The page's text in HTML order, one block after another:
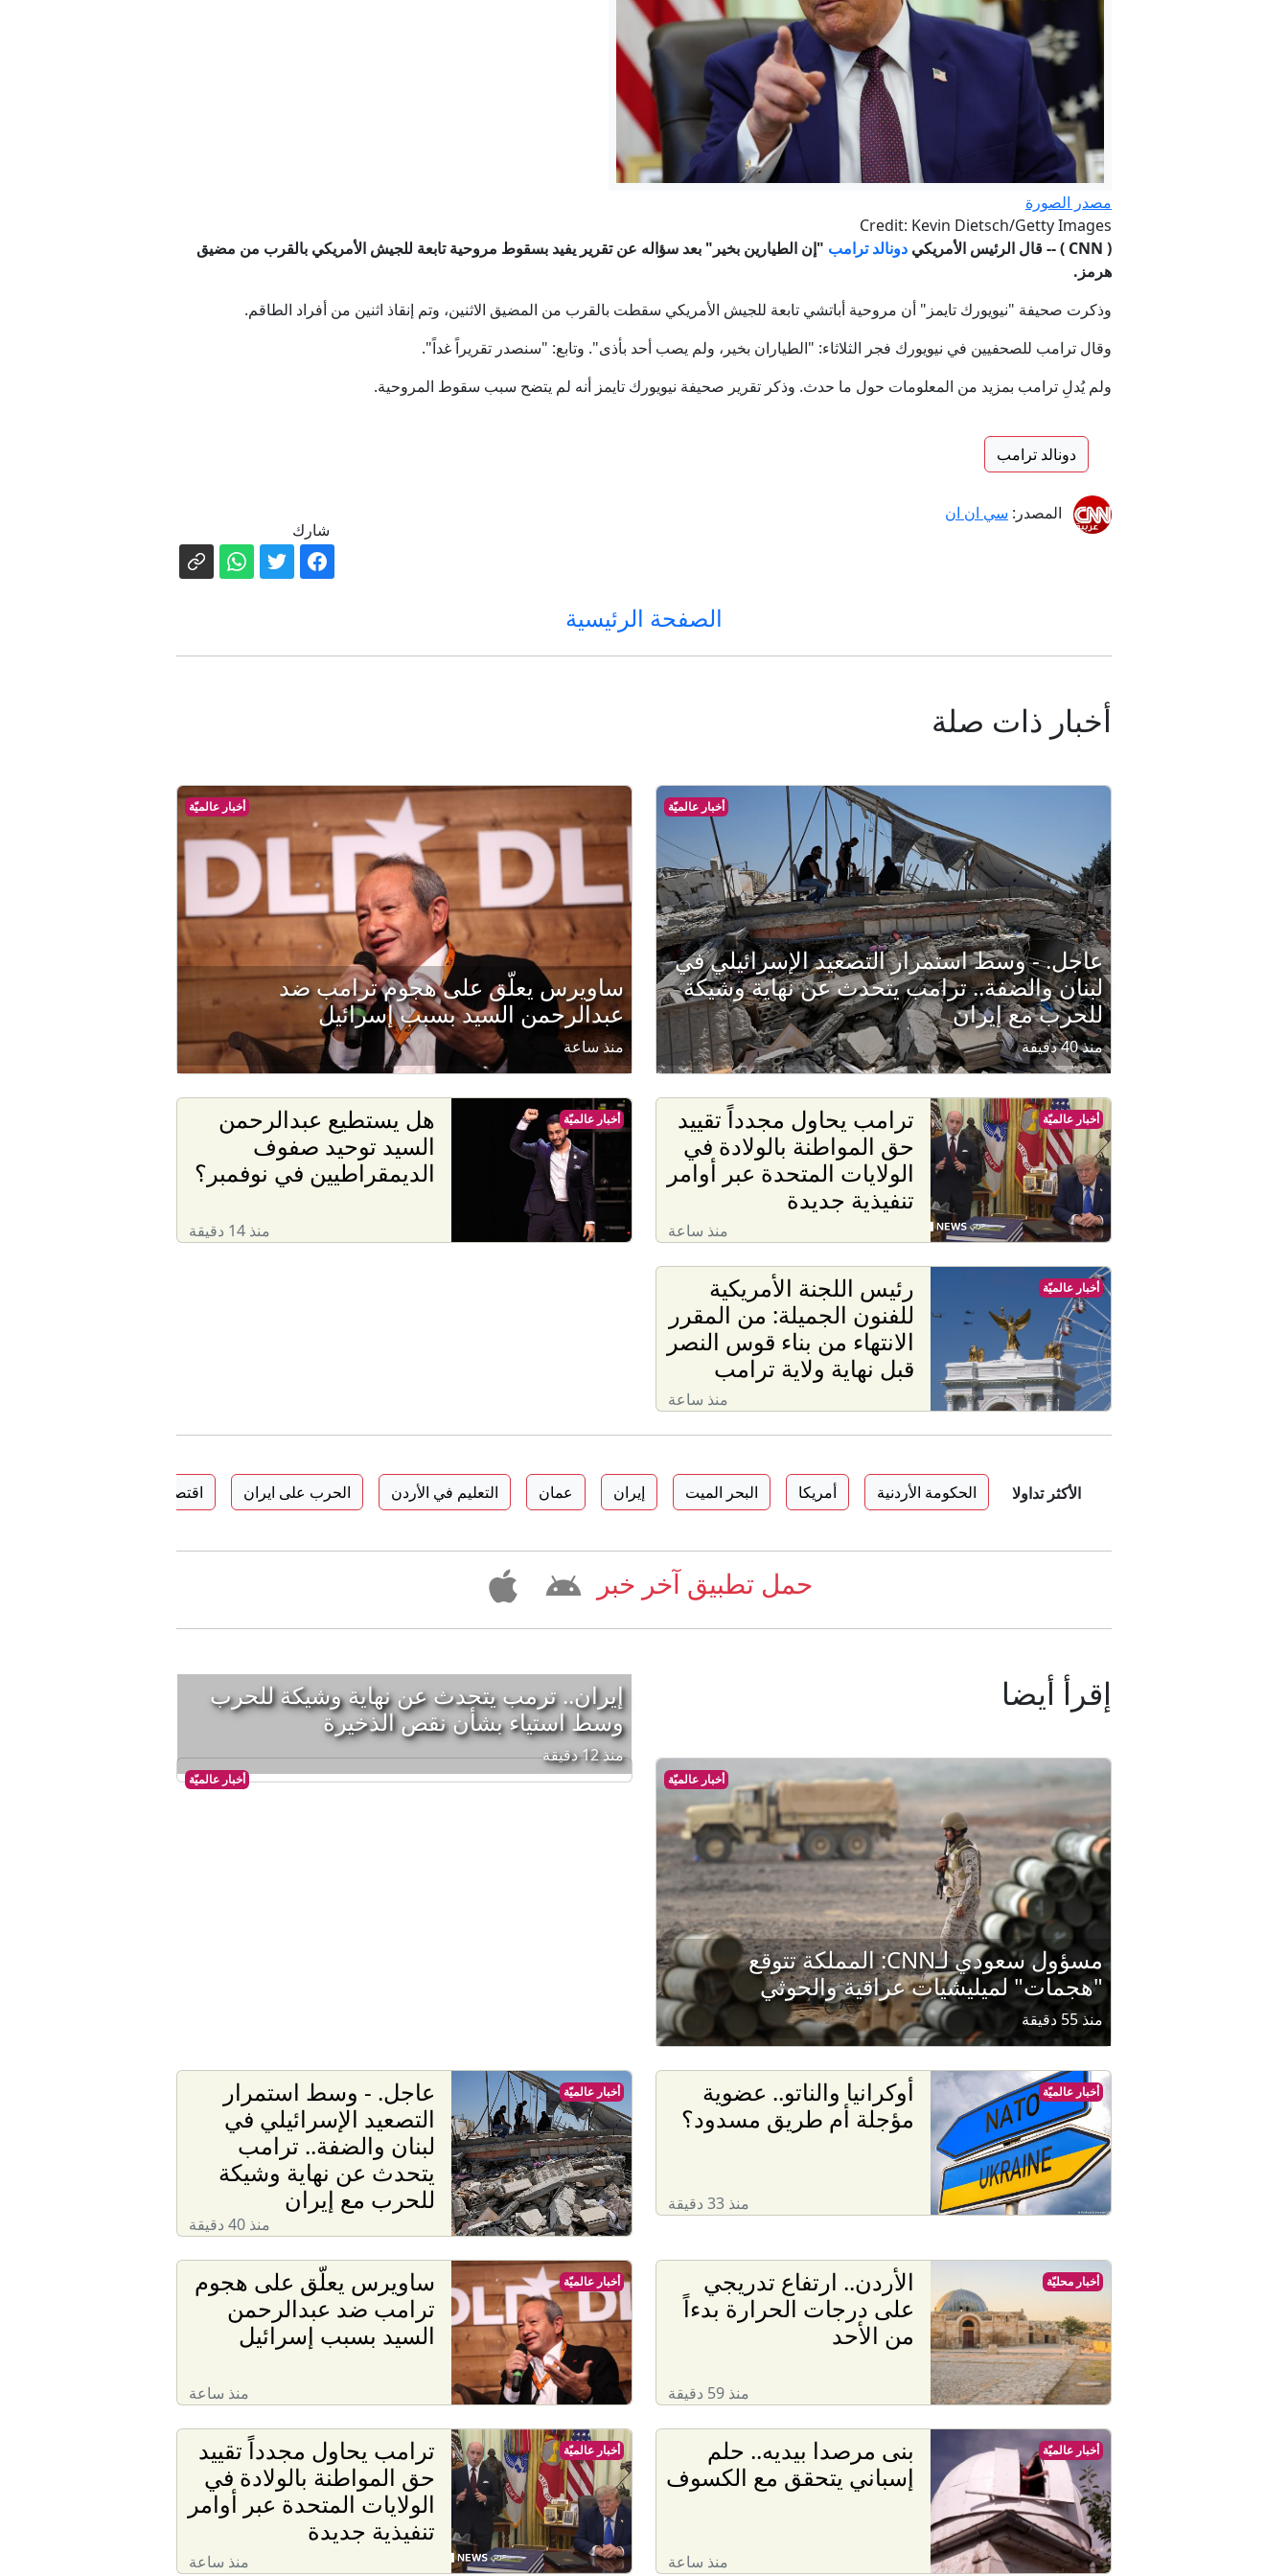
وكان الرد غارة مفاجئة على برلين!
"وول ستريت جورنال": ترامب يأمر بإجراء تحقيق بشأن تسريب معلومات حول مخزونات الذخيرة
هل يستطيع عبدالرحمن السيد توحيد صفوف الديمقراطيين في نوفمبر؟
عشرات القتلى ومخاوف من انهيار الهدنة: الحوثيون يصعّدون هجماتهم الصاروخية على اليمن والسعودية
مصدر الصورة
Credit: Kevin Dietsch/Getty Images
(
CNN ) -- قال الرئيس الأمريكي دونالد ترامب "إن الطيارين بخير" بعد سؤاله عن تقرير يفيد بسقوط مروحية تابعة للجيش الأمريكي بالقرب من مضيق
هرمز.
وذكرت صحيفة "نيويورك تايمز" أن مروحية أباتشي تابعة للجيش الأمريكي سقطت بالقرب من المضيق الاثنين، وتم إنقاذ اثنين من أفراد الطاقم.
وقال ترامب للصحفيين في نيويورك فجر الثلاثاء: "الطياران بخير، ولم يصب أحد بأذى". وتابع: "سنصدر تقريراً غداً".
ولم يُدلِ ترامب بمزيد من المعلومات حول ما حدث. وذكر تقرير صحيفة نيويورك تايمز أنه لم يتضح سبب سقوط المروحية.
دونالد ترامب
المصدر: سي ان ان
شارك
الصفحة الرئيسية
أخبار ذات صلة
أخبار عالميّة
عاجل. - وسط استمرار التصعيد الإسرائيلي في
لبنان والضفة.. ترامب يتحدث عن نهاية وشيكة
للحرب مع إيران
منذ 40 دقيقة
أخبار عالميّة
ساويرس يعلّق على هجوم ترامب ضد
عبدالرحمن السيد بسبب إسرائيل
منذ ساعة
ترامب يحاول مجدداً تقييد
حق المواطنة بالولادة في
الولايات المتحدة عبر أوامر
تنفيذية جديدة
منذ ساعة
أخبار عالميّة
هل يستطيع عبدالرحمن
السيد توحيد صفوف
الديمقراطيين في نوفمبر؟
منذ 14 دقيقة
أخبار عالميّة
رئيس اللجنة الأمريكية
للفنون الجميلة: من المقرر
الانتهاء من بناء قوس النصر
قبل نهاية ولاية ترامب
منذ ساعة
أخبار عالميّة
الأكثر تداولا الحكومة الأردنية أمريكا البحر الميت إيران عمان التعليم في الأردن الحرب على ايران اقتصاد الأردن
حمل تطبيق آخر خبر
إقرأ أيضا
أخبار عالميّة
مسؤول سعودي لـCNN: المملكة تتوقع
"هجمات" لميليشيات عراقية والحوثي
منذ 55 دقيقة
أخبار عالميّة
إيران.. ترمب يتحدث عن نهاية وشيكة للحرب
وسط استياء بشأن نقص الذخيرة
منذ 12 دقيقة
أوكرانيا والناتو.. عضوية
مؤجلة أم طريق مسدود؟
منذ 33 دقيقة
أخبار عالميّة
عاجل. - وسط استمرار
التصعيد الإسرائيلي في
لبنان والضفة.. ترامب
يتحدث عن نهاية وشيكة
للحرب مع إيران
منذ 40 دقيقة
أخبار عالميّة
الأردن.. ارتفاع تدريجي
على درجات الحرارة بدءاً
من الأحد
منذ 59 دقيقة
أخبار محليّة
ساويرس يعلّق على هجوم
ترامب ضد عبدالرحمن
السيد بسبب إسرائيل
منذ ساعة
أخبار عالميّة
بنى مرصدا بيديه.. حلم
إسباني يتحقق مع الكسوف
منذ ساعة
أخبار عالميّة
ترامب يحاول مجدداً تقييد
حق المواطنة بالولادة في
الولايات المتحدة عبر أوامر
تنفيذية جديدة
منذ ساعة
أخبار عالميّة